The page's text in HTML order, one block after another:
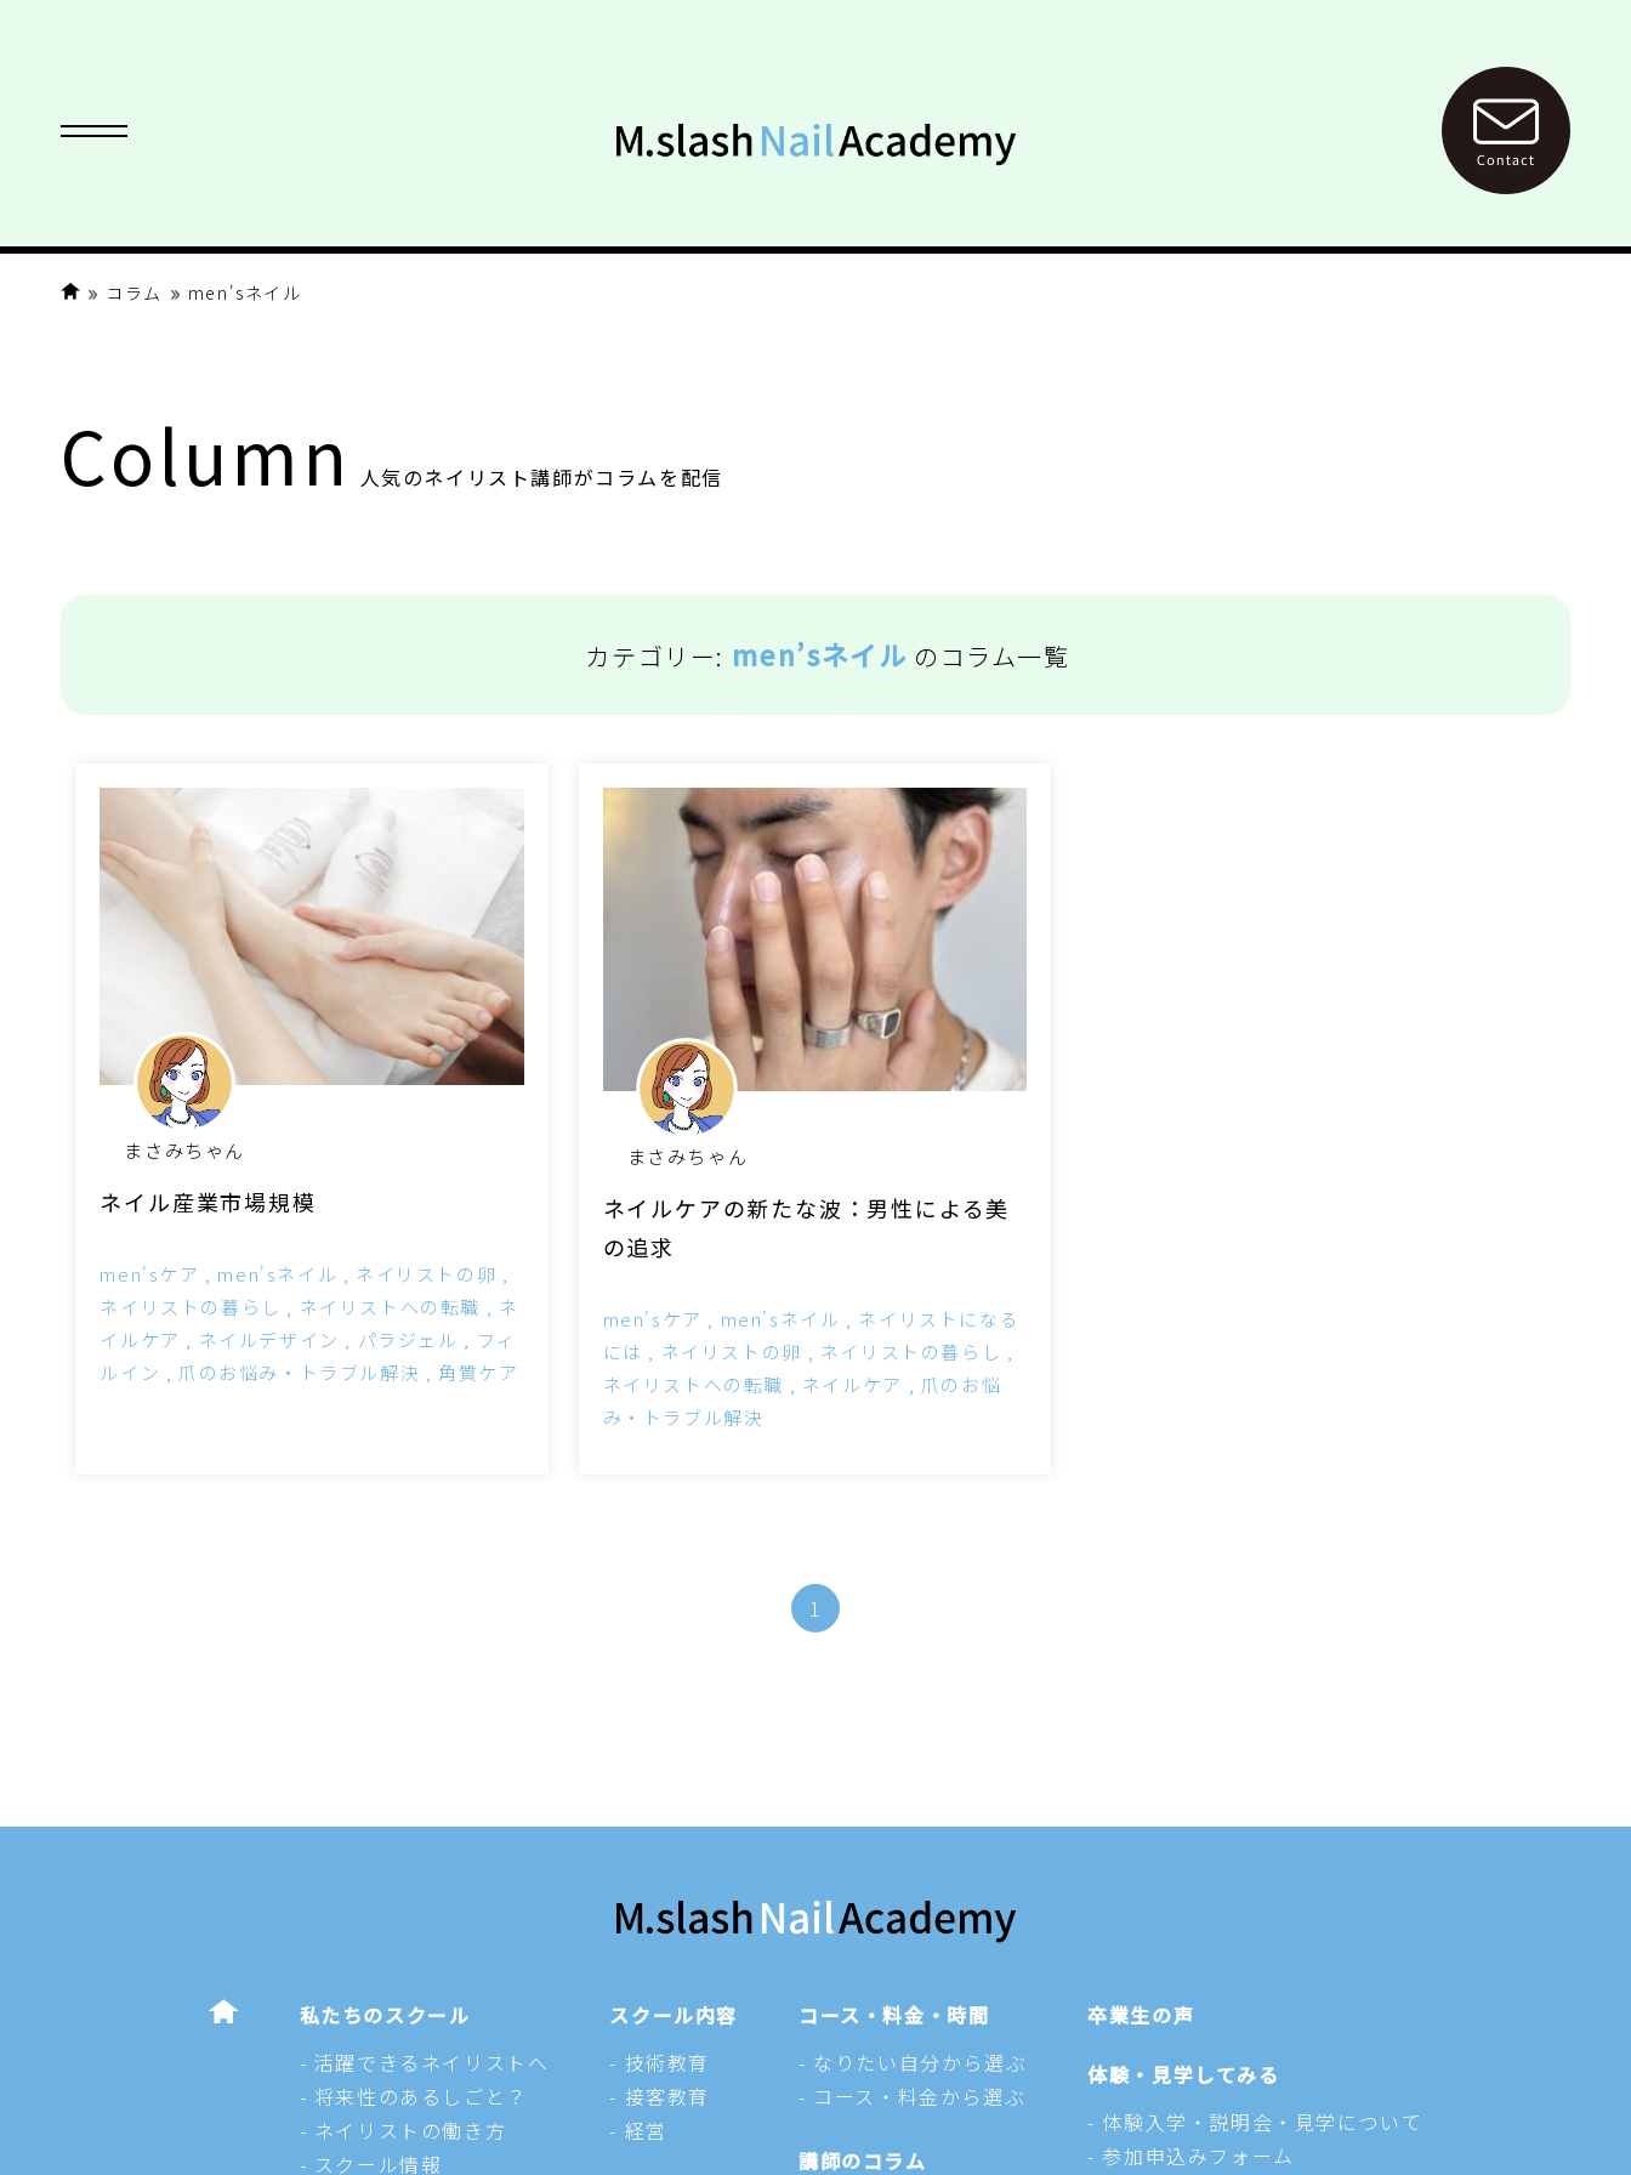
コラム men'sネイル
Column 人気のネイリスト講師がコラムを配信
カテゴリー: men’sネイル のコラム一覧
まさみちゃん
ネイル産業市場規模
men'sケア men'sネイル
ネイリストの卵
ネイリストの暮らし
ネイリストへの転職
ネ
イルケア
ネイルデザイン パラジェル
フィ
ルイン
爪のお悩み・トラブル解決 角質ケア
まさみちゃん
ネイルケアの新たな波：男性による美
の追求
men'sケア men'sネイル
ネイリストになる
には
ネイリストの卵
ネイリストの暮らし
ネイリストへの転職
ネイルケア
爪のお悩
み・トラブル解決
1
私たちのスクール
活躍できるネイリストへ
将来性のあるしごと？
ネイリストの働き方
スクール情報
スクール内容
技術教育
接客教育
経営
コース・料金・時間
なりたい自分から選ぶ
コース・料金から選ぶ
講師のコラム
卒業生の声
体験・見学してみる
体験入学・説明会・見学について
参加申込みフォーム